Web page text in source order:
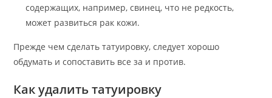
содержащих, например, свинец, что не редкость,
может развиться рак кожи.
Прежде чем сделать татуировку, следует хорошо
обдумать и сопоставить все за и против.
Как удалить татуировку